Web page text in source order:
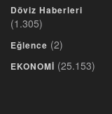
Döviz Haberleri
(1.305)
Eğlence (2)
EKONOMİ (25.153)